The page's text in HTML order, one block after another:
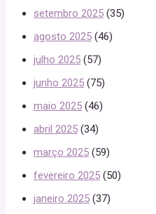
setembro 2025 (35)
agosto 2025 (46)
julho 2025 (57)
junho 2025 (75)
maio 2025 (46)
abril 2025 (34)
março 2025 (59)
fevereiro 2025 (50)
janeiro 2025 (37)